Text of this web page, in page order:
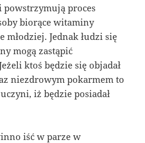
proces
biorące witaminy
młodziej. Jednak łudzi się
mogą zastąpić
ktoś będzie się objadał
niezdrowym pokarmem to
iż będzie posiadał
iść w parze w